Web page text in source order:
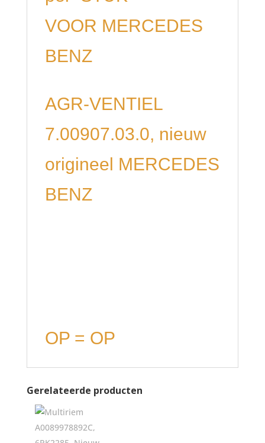
VOOR MERCEDES
BENZ
AGR-VENTIEL
7.00907.03.0, nieuw
origineel MERCEDES
BENZ
OP = OP
Gerelateerde producten